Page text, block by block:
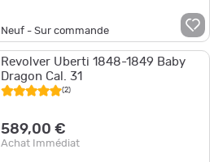
Neuf - Sur commande
Revolver Uberti 1848-1849 Baby
Dragon Cal. 31
(2)
589,00 €
Achat Immédiat